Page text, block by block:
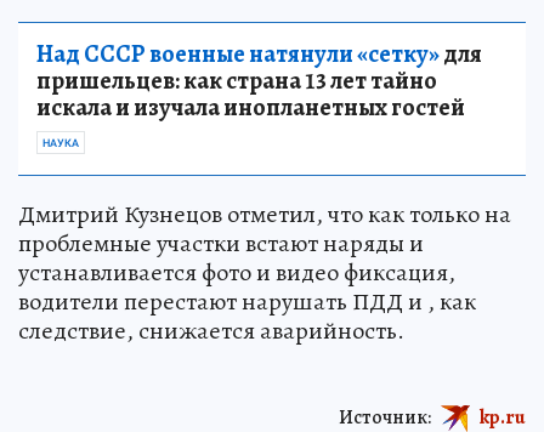
Над СССР военные натянули «сетку»для
пришельцев: как страна 13 лет тайно
искала и изучала инопланетных гостей
НАУКА
Дмитрий Кузнецов отметил, что как только на
проблемные участки встают наряды и
устанавливается фото и видео фиксация,
водители перестают нарушать ПДД и , как
следствие, снижается аварийность.
Источник: kp.ru